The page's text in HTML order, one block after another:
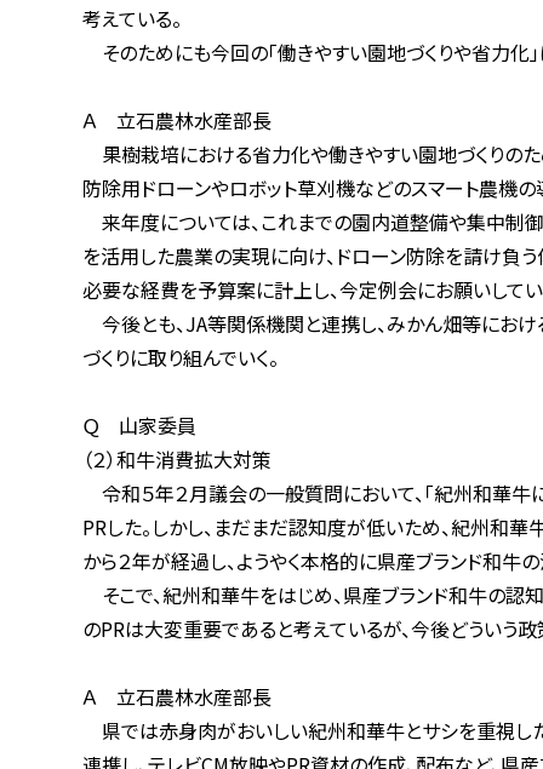
考えている。
そのためにも今回の「働きやすい園地づくりや省力化」は
Ａ 立石農林水産部長
果樹栽培における省力化や働きやすい園地づくりのため
防除用ドローンやロボット草刈機などのスマート農機の
来年度については、これまでの園内道整備や集中制御に
を活用した農業の実現に向け、ドローン防除を請け負う
必要な経費を予算案に計上し、今定例会にお願いしてい
今後とも、JA等関係機関と連携し、みかん畑等における
づくりに取り組んでいく。
Ｑ 山家委員
（２）和牛消費拡大対策
令和５年２月議会の一般質問において、「紀州和華牛に
PRした。しかし、まだまだ認知度が低いため、紀州和華
から２年が経過し、ようやく本格的に県産ブランド和牛の
そこで、紀州和華牛をはじめ、県産ブランド和牛の認知
のPRは大変重要であると考えているが、今後どういう政
Ａ 立石農林水産部長
県では赤身肉がおいしい紀州和華牛とサシを重視した熊